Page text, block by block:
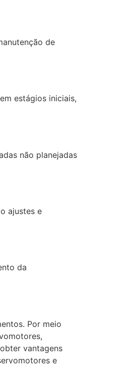
de
estágios iniciais,
não planejadas
ajustes e
da
Por meio
vantagens
e